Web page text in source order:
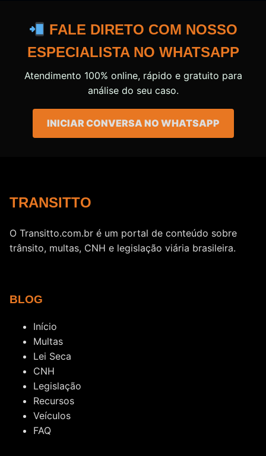
FALE DIRETO COM NOSSO
ESPECIALISTA NO WHATSAPP
Atendimento 100% online, rápido e gratuito para
análise do seu caso.
INICIAR CONVERSA NO WHATSAPP
TRANSITTO
O Transitto.com.br é um portal de conteúdo sobre
trânsito, multas, CNH e legislação viária brasileira.
BLOG
Início
Multas
Lei Seca
CNH
Legislação
Recursos
Veículos
FAQ